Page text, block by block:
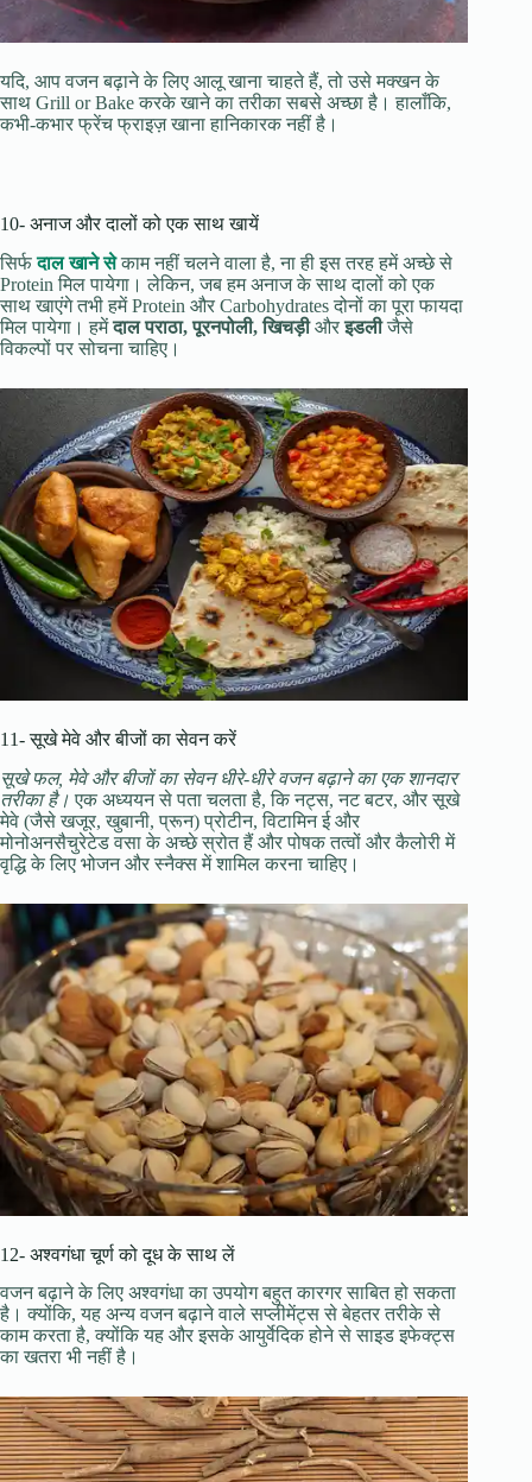
यदि, आप वजन बढ़ाने के लिए आलू खाना चाहते हैं, तो उसे मक्खन के
साथ Grill or Bake करके खाने का तरीका सबसे अच्छा है। हालाँकि,
कभी-कभार फ्रेंच फ्राइज़ खाना हानिकारक नहीं है।
10- अनाज और दालों को एक साथ खायें
सिर्फदाल खाने सेकाम नहीं चलने वाला है, ना ही इस तरह हमें अच्छे से
Protein मिल पायेगा। लेकिन, जब हम अनाज के साथ दालों को एक
साथ खाएंगे तभी हमें Protein और Carbohydrates दोनों का पूरा फायदा
मिल पायेगा। हमेंदाल पराठा, पूरनपोली, खिचड़ीऔरइडलीजैसे
विकल्पों पर सोचना चाहिए।
11- सूखे मेवे और बीजों का सेवन करें
सूखे फल, मेवे और बीजों का सेवन धीरे-धीरे वजन बढ़ाने का एक शानदार
तरीका है। एक अध्ययन से पता चलता है, कि नट्स, नट बटर, और सूखे
मेवे (जैसे खजूर, खुबानी, प्रून) प्रोटीन, विटामिन ई और
मोनोअनसैचुरेटेड वसा के अच्छे स्रोत हैं और पोषक तत्वों और कैलोरी में
वृद्धि के लिए भोजन और स्नैक्स में शामिल करना चाहिए।
12- अश्वगंधा चूर्ण को दूध के साथ लें
वजन बढ़ाने के लिए अश्वगंधा का उपयोग बहुत कारगर साबित हो सकता
है। क्योंकि, यह अन्य वजन बढ़ाने वाले सप्लीमेंट्स से बेहतर तरीके से
काम करता है, क्योंकि यह और इसके आयुर्वेदिक होने से साइड इफेक्ट्स
का खतरा भी नहीं है।